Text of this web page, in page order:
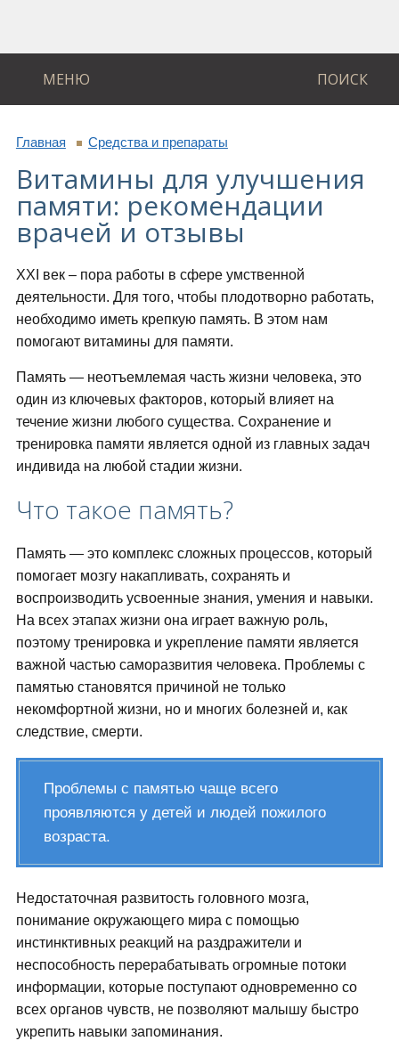
МЕНЮ ПОИСК
Главная Средства и препараты
Витамины для улучшения
памяти: рекомендации
врачей и отзывы
XXI век – пора работы в сфере умственной
деятельности. Для того, чтобы плодотворно работать,
необходимо иметь крепкую память. В этом нам
помогают витамины для памяти.
Память — неотъемлемая часть жизни человека, это
один из ключевых факторов, который влияет на
течение жизни любого существа. Сохранение и
тренировка памяти является одной из главных задач
индивида на любой стадии жизни.
Что такое память?
Память — это комплекс сложных процессов, который
помогает мозгу накапливать, сохранять и
воспроизводить усвоенные знания, умения и навыки.
На всех этапах жизни она играет важную роль,
поэтому тренировка и укрепление памяти является
важной частью саморазвития человека. Проблемы с
памятью становятся причиной не только
некомфортной жизни, но и многих болезней и, как
следствие, смерти.
Проблемы с памятью чаще всего
проявляются у детей и людей пожилого
возраста.
Недостаточная развитость головного мозга,
понимание окружающего мира с помощью
инстинктивных реакций на раздражители и
неспособность перерабатывать огромные потоки
информации, которые поступают одновременно со
всех органов чувств, не позволяют малышу быстро
укрепить навыки запоминания.